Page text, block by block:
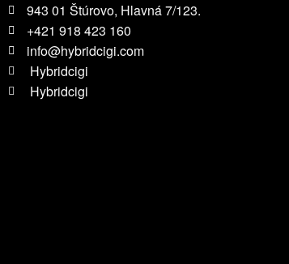
943 01 Štúrovo, Hlavná 7/123.
+421 918 423 160
info@hybridcigi.com
Hybridcigi
Hybridcigi